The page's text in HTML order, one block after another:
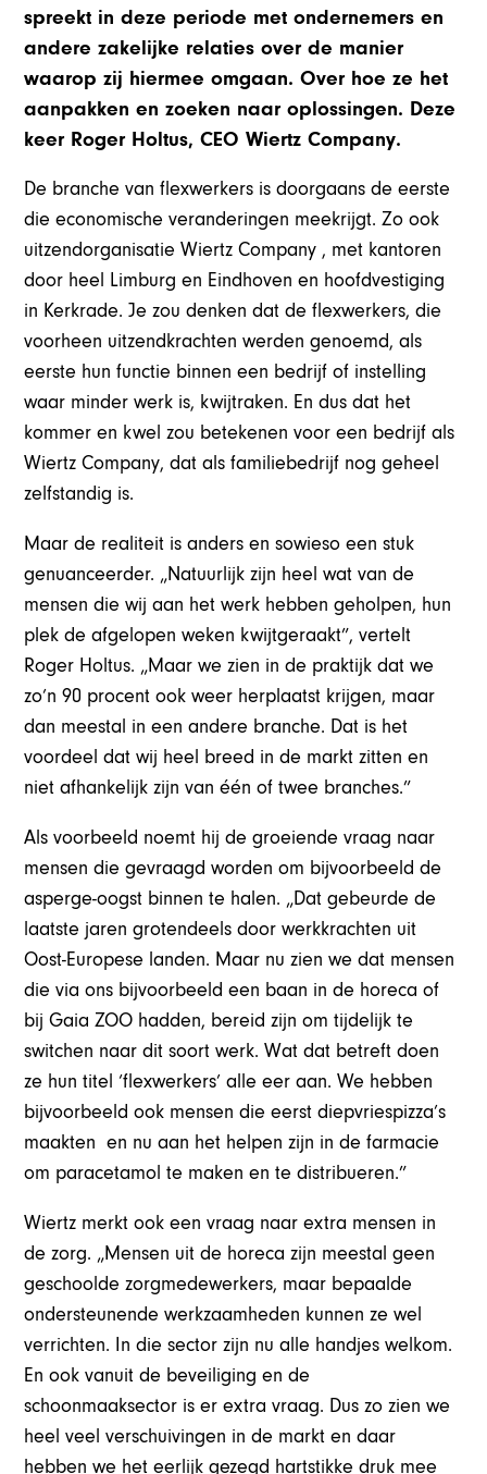
spreekt in deze periode met ondernemers en
andere zakelijke relaties over de manier
waarop zij hiermee omgaan. Over hoe ze het
aanpakken en zoeken naar oplossingen. Deze
keer Roger Holtus, CEO Wiertz Company.
De branche van flexwerkers is doorgaans de eerste
die economische veranderingen meekrijgt. Zo ook
uitzendorganisatie Wiertz Company , met kantoren
door heel Limburg en Eindhoven en hoofdvestiging
in Kerkrade. Je zou denken dat de flexwerkers, die
voorheen uitzendkrachten werden genoemd, als
eerste hun functie binnen een bedrijf of instelling
waar minder werk is, kwijtraken. En dus dat het
kommer en kwel zou betekenen voor een bedrijf als
Wiertz Company, dat als familiebedrijf nog geheel
zelfstandig is.
Maar de realiteit is anders en sowieso een stuk
genuanceerder. „Natuurlijk zijn heel wat van de
mensen die wij aan het werk hebben geholpen, hun
plek de afgelopen weken kwijtgeraakt”, vertelt
Roger Holtus. „Maar we zien in de praktijk dat we
zo’n 90 procent ook weer herplaatst krijgen, maar
dan meestal in een andere branche. Dat is het
voordeel dat wij heel breed in de markt zitten en
niet afhankelijk zijn van één of twee branches.”
Als voorbeeld noemt hij de groeiende vraag naar
mensen die gevraagd worden om bijvoorbeeld de
asperge-oogst binnen te halen. „Dat gebeurde de
laatste jaren grotendeels door werkkrachten uit
Oost-Europese landen. Maar nu zien we dat mensen
die via ons bijvoorbeeld een baan in de horeca of
bij Gaia ZOO hadden, bereid zijn om tijdelijk te
switchen naar dit soort werk. Wat dat betreft doen
ze hun titel ‘flexwerkers’ alle eer aan. We hebben
bijvoorbeeld ook mensen die eerst diepvriespizza’s
maakten en nu aan het helpen zijn in de farmacie
om paracetamol te maken en te distribueren.”
Wiertz merkt ook een vraag naar extra mensen in
de zorg. „Mensen uit de horeca zijn meestal geen
geschoolde zorgmedewerkers, maar bepaalde
ondersteunende werkzaamheden kunnen ze wel
verrichten. In die sector zijn nu alle handjes welkom.
En ook vanuit de beveiliging en de
schoonmaaksector is er extra vraag. Dus zo zien we
heel veel verschuivingen in de markt en daar
hebben we het eerlijk gezegd hartstikke druk mee